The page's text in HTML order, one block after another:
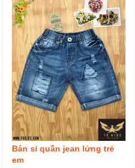
Bán sỉ quần jean lửng trẻ
em